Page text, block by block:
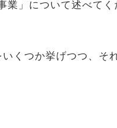
」について述べてく
くつか挙げつつ、そ